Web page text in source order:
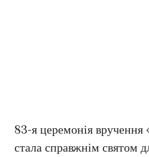
83-я церемонія вручення
стала справжнім святом